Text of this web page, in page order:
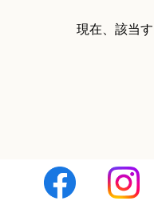
現在、該当